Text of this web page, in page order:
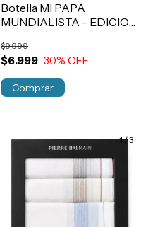
Botella MI PAPA
MUNDIALISTA - EDICION
$6.999
$9.999
30% OFF
1/3